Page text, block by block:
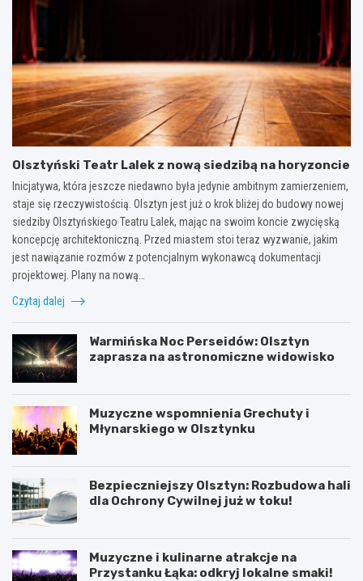
Olsztyński Teatr Lalek z nową siedzibą na horyzoncie
Inicjatywa, która jeszcze niedawno była jedynie ambitnym zamierzeniem,
staje się rzeczywistością. Olsztyn jest już o krok bliżej do budowy nowej
siedziby Olsztyńskiego Teatru Lalek, mając na swoim koncie zwycięską
koncepcję architektoniczną. Przed miastem stoi teraz wyzwanie, jakim
jest nawiązanie rozmów z potencjalnym wykonawcą dokumentacji
projektowej. Plany na nową…
Czytaj dalej
Warmińska Noc Perseidów: Olsztyn
zaprasza na astronomiczne widowisko
Muzyczne wspomnienia Grechuty i
Młynarskiego w Olsztynku
Bezpieczniejszy Olsztyn: Rozbudowa hali
dla Ochrony Cywilnej już w toku!
Muzyczne i kulinarne atrakcje na
Przystanku Łąka: odkryj lokalne smaki!